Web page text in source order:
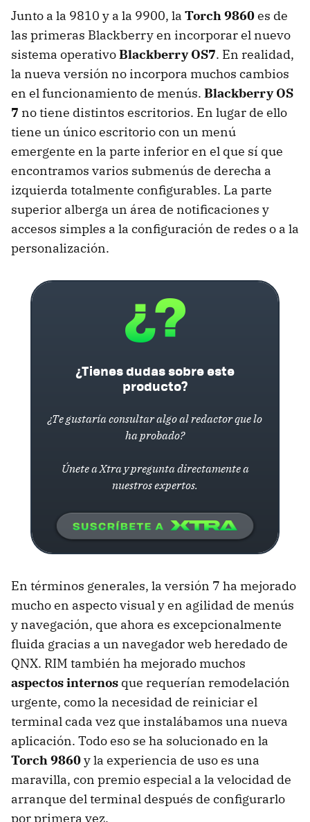
Junto a la 9810 y a la 9900, la Torch 9860es de
las primeras Blackberry en incorporar el nuevo
sistema operativoBlackberry OS7. En realidad,
la nueva versión no incorpora muchos cambios
en el funcionamiento de menús. Blackberry OS
7 no tiene distintos escritorios. En lugar de ello
tiene un único escritorio con un menú
emergente en la parte inferior en el que sí que
encontramos varios submenús de derecha a
izquierda totalmente configurables. La parte
superior alberga un área de notificaciones y
accesos simples a la configuración de redes o a la
personalización.
¿Tienes dudas sobre este
producto?
¿Te gustaría consultar algo al redactor que lo
ha probado?
Únete a Xtra y pregunta directamente a
nuestros expertos.
En términos generales, la versión 7 ha mejorado
mucho en aspecto visual y en agilidad de menús
y navegación, que ahora es excepcionalmente
fluida gracias a un navegador web heredado de
QNX. RIM también ha mejorado muchos
aspectos internos que requerían remodelación
urgente, como la necesidad de reiniciar el
terminal cada vez que instalábamos una nueva
aplicación. Todo eso se ha solucionado en la
Torch 9860y la experiencia de uso es una
maravilla, con premio especial a la velocidad de
arranque del terminal después de configurarlo
por primera vez.